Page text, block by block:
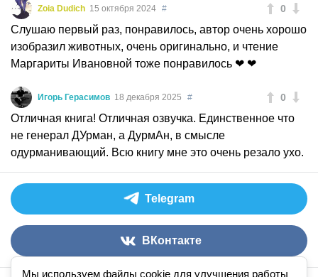
Мы используем файлы cookie для улучшения работы
0
Zoia Dudich 15 октября 2024 #
Слушаю первый раз, понравилось, автор очень хорошо
изобразил животных, очень оригинально, и чтение
Маргариты Ивановной тоже понравилось ❤ ❤
0
Игорь Герасимов 18 декабря 2025 #
Отличная книга! Отличная озвучка. Единственное что
не генерал ДУрман, а ДурмАн, в смысле
одурманивающий. Всю книгу мне это очень резало ухо.
Telegram
ВКонтакте